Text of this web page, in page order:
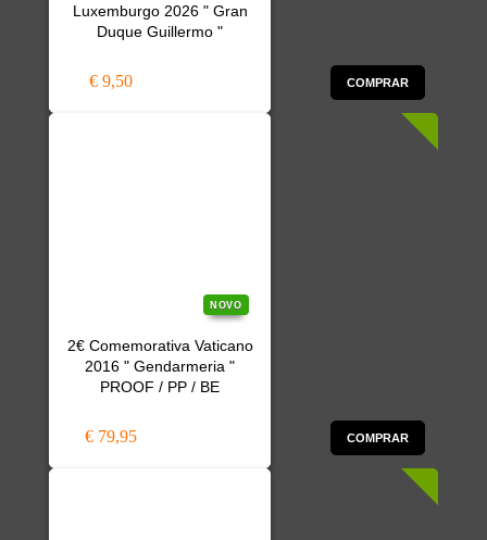
Luxemburgo 2026 " Gran
Duque Guillermo "
€ 9,50 COMPRAR
NOVO
2€ Comemorativa Vaticano
2016 " Gendarmeria "
PROOF / PP / BE
€ 79,95 COMPRAR